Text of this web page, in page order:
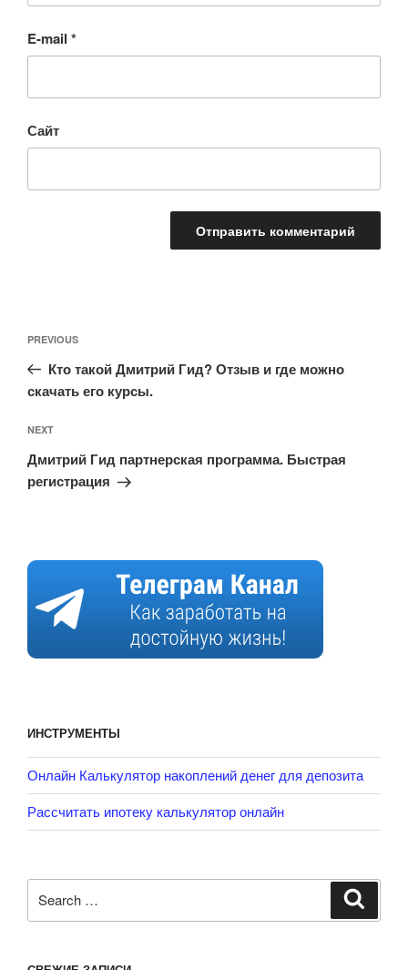
E-mail *
Сайт
по
записям
Previous
Post
PREVIOUS
Кто такой Дмитрий Гид? Отзыв и где можно
скачать его курсы.
Next
Post
NEXT
Дмитрий Гид партнерская программа. Быстрая
регистрация
ИНСТРУМЕНТЫ
Онлайн Калькулятор накоплений денег для депозита
Рассчитать ипотеку калькулятор онлайн
for: